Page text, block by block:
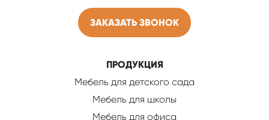
ЗАКАЗАТЬ ЗВОНОК
ПРОДУКЦИЯ
Мебель для детского сада
Мебель для школы
Мебель для офиса